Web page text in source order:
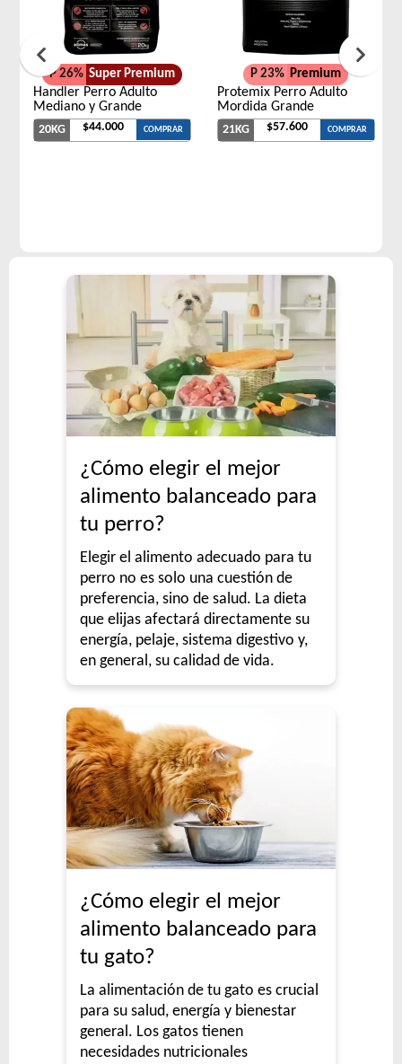
P 26% Super Premium
Handler Perro Adulto
Mediano y Grande
20KG $44.000 COMPRAR
P 23% Premium
Protemix Perro Adulto
Mordida Grande
21KG $57.600 COMPRAR
¿Cómo elegir el mejor
alimento balanceado para
tu perro?
Elegir el alimento adecuado para tu
perro no es solo una cuestión de
preferencia, sino de salud. La dieta
que elijas afectará directamente su
energía, pelaje, sistema digestivo y,
en general, su calidad de vida.
¿Cómo elegir el mejor
alimento balanceado para
tu gato?
La alimentación de tu gato es crucial
para su salud, energía y bienestar
general. Los gatos tienen
necesidades nutricionales